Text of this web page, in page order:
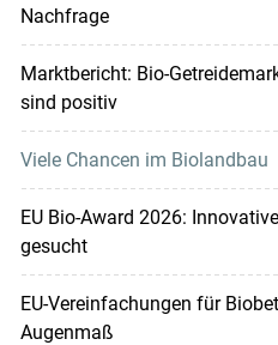
Nachfrage
Marktbericht: Bio-
sind positiv
Viele Chancen im Biolandbau
EU Bio-Award 2026:
gesucht
EU-Verein­fachungen für
Augenmaß